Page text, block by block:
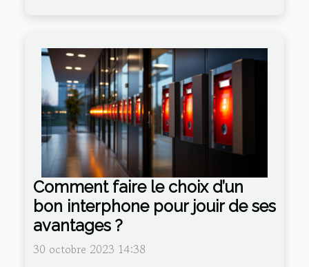
Comment faire le choix d’un
bon interphone pour jouir de ses
avantages ?
30 octobre 2023 14:38